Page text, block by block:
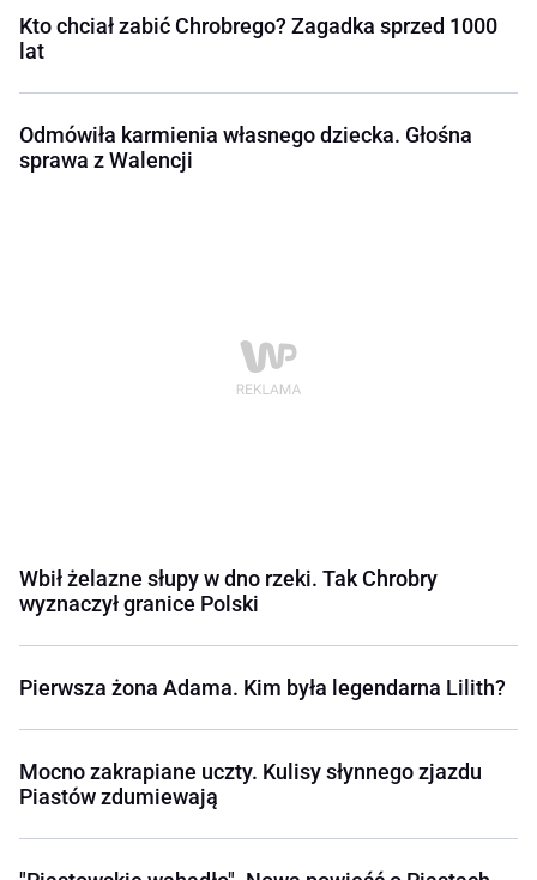
Kto chciał zabić Chrobrego? Zagadka sprzed 1000
lat
Odmówiła karmienia własnego dziecka. Głośna
sprawa z Walencji
Wbił żelazne słupy w dno rzeki. Tak Chrobry
wyznaczył granice Polski
Pierwsza żona Adama. Kim była legendarna Lilith?
Mocno zakrapiane uczty. Kulisy słynnego zjazdu
Piastów zdumiewają